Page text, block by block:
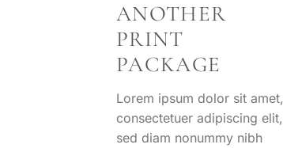
ANOTHER
PRINT
PACKAGE
Lorem ipsum dolor sit amet,
consectetuer adipiscing elit,
sed diam nonummy nibh